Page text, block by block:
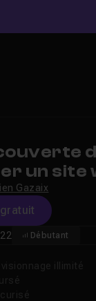
un site
Gazaix
Débutant